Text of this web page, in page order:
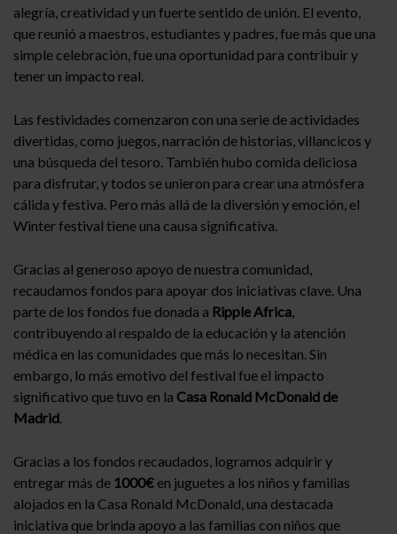
alegría, creatividad y un fuerte sentido de unión. El evento,
que reunió a maestros, estudiantes y padres, fue más que una
simple celebración, fue una oportunidad para contribuir y
tener un impacto real.
Las festividades comenzaron con una serie de actividades
divertidas, como juegos, narración de historias, villancicos y
una búsqueda del tesoro. También hubo comida deliciosa
para disfrutar, y todos se unieron para crear una atmósfera
cálida y festiva. Pero más allá de la diversión y emoción, el
Winter festival tiene una causa significativa.
Gracias al generoso apoyo de nuestra comunidad,
recaudamos fondos para apoyar dos iniciativas clave. Una
parte de los fondos fue donada a Ripple Africa,
contribuyendo al respaldo de la educación y la atención
médica en las comunidades que más lo necesitan. Sin
embargo, lo más emotivo del festival fue el impacto
significativo que tuvo en la Casa Ronald McDonald de
Madrid.
Gracias a los fondos recaudados, logramos adquirir y
entregar más de 1000€ en juguetes a los niños y familias
alojados en la Casa Ronald McDonald, una destacada
iniciativa que brinda apoyo a las familias con niños que